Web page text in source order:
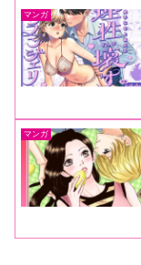
マンガ
マンガ